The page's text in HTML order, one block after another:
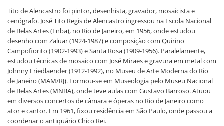
Tito de Alencastro foi pintor, desenhista, gravador, mosaicista e
cenógrafo. José Tito Regis de Alencastro ingressou na Escola Nacional
de Belas Artes (Enba), no Rio de Janeiro, em 1956, onde estudou
desenho com Zaluar (1924-1987) e composição com Quirino
Campofiorito (1902-1993) e Santa Rosa (1909-1956). Paralelamente,
estudou técnicas de mosaico com José Miraes e gravura em metal com
Johnny Friedlaender (1912-1992), no Museu de Arte Moderna do Rio
de Janeiro (MAM/RJ). Formou-se em Museologia pelo Museu Nacional
de Belas Artes (MNBA), onde teve aulas com Gustavo Barroso. Atuou
em diversos concertos de câmara e óperas no Rio de Janeiro como
ator e cantor. Em 1961, fixou residência em São Paulo, onde passou a
coordenar o antiquário Chico Rei.